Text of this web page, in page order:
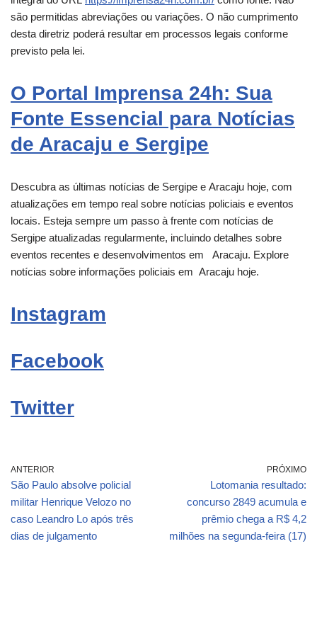
são permitidas abreviações ou variações. O não cumprimento
desta diretriz poderá resultar em processos legais conforme
previsto pela lei.
O Portal Imprensa 24h: Sua
Fonte Essencial para Notícias
de Aracaju e Sergipe
Descubra as últimas notícias de Sergipe e Aracaju hoje, com
atualizações em tempo real sobre notícias policiais e eventos
locais. Esteja sempre um passo à frente com notícias de
Sergipe atualizadas regularmente, incluindo detalhes sobre
eventos recentes e desenvolvimentos em Aracaju. Explore
notícias sobre informações policiais em Aracaju hoje.
Instagram
Facebook
Twitter
ANTERIOR
São Paulo absolve policial
militar Henrique Velozo no
caso Leandro Lo após três
dias de julgamento
PRÓXIMO
Lotomania resultado:
concurso 2849 acumula e
prêmio chega a R$ 4,2
milhões na segunda-feira (17)